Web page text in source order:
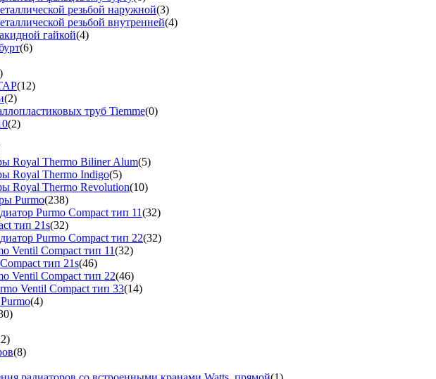
резьбой наружной(3)
резьбой внутренней(4)
гайкой(4)
(6)
(12)
(2)
труб Tiemme(0)
(2)
Royal Thermo Biliner Alum(5)
Royal Thermo Indigo(5)
Royal Thermo Revolution(10)
Purmo(238)
Purmo Compact тип 11(32)
тип 21s(32)
Purmo Compact тип 22(32)
Ventil Compact тип 11(32)
тип 21s(46)
Ventil Compact тип 22(46)
Ventil Compact тип 33(14)
(4)
(8)